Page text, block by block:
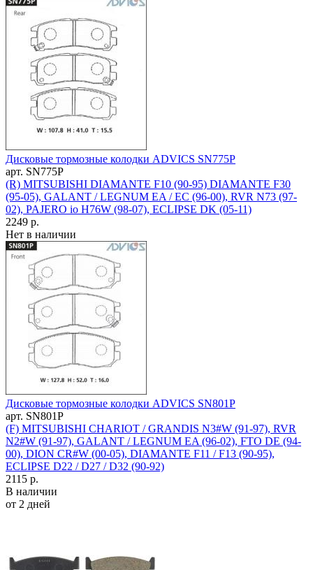
Дисковые тормозные колодки ADVICS SN775P
арт. SN775P
(R) MITSUBISHI DIAMANTE F10 (90-95) DIAMANTE F30
(95-05), GALANT / LEGNUM EA / EC (96-00), RVR N73 (97-
02), PAJERO io H76W (98-07), ECLIPSE DK (05-11)
2249 р.
Нет в наличии
Дисковые тормозные колодки ADVICS SN801P
арт. SN801P
(F) MITSUBISHI CHARIOT / GRANDIS N3#W (91-97), RVR
N2#W (91-97), GALANT / LEGNUM EA (96-02), FTO DE (94-
00), DION CR#W (00-05), DIAMANTE F11 / F13 (90-95),
ECLIPSE D22 / D27 / D32 (90-92)
2115 р.
В наличии
от 2 дней